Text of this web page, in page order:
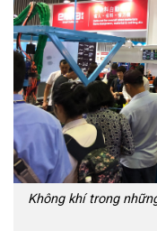
Không khí trong